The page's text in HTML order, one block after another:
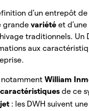
d’un entrepôt
grandevariétéet
traditionnels.
aux
notammentWilliam
de ce
: les DWH suivent une